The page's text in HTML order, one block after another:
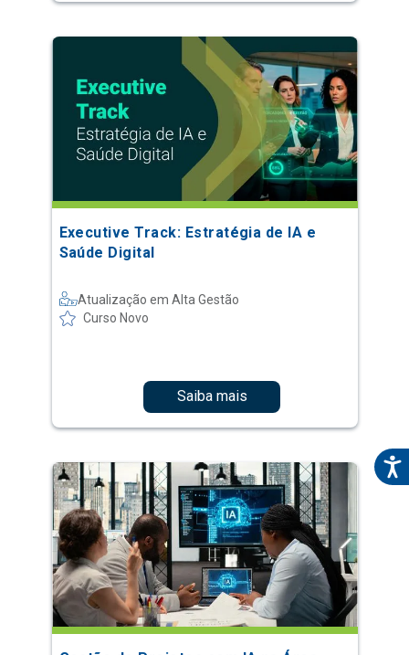
Executive Track: Estratégia de IA e
Saúde Digital
Atualização em Alta Gestão
Curso Novo
Saiba mais